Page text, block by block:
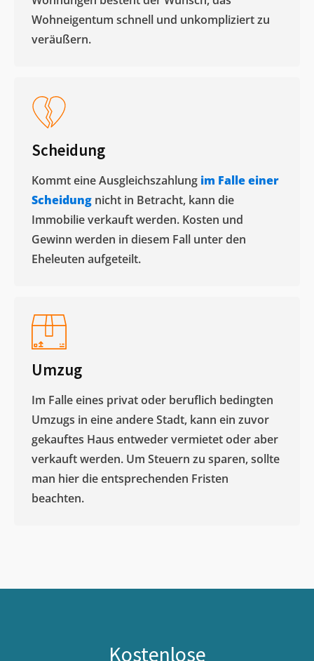
Wohneigentum schnell und unkompliziert zu
veräußern. ​
Scheidung
Kommt eine Ausgleichszahlung im Falle einer
Scheidung nicht in Betracht, kann die
Immobilie verkauft werden. Kosten und
Gewinn werden in diesem Fall unter den
Eheleuten aufgeteilt.​
Umzug
Im Falle eines privat oder beruflich bedingten
Umzugs in eine andere Stadt, kann ein zuvor
gekauftes Haus entweder vermietet oder aber
verkauft werden. Um Steuern zu sparen, sollte
man hier die entsprechenden Fristen
beachten.
Kostenlose